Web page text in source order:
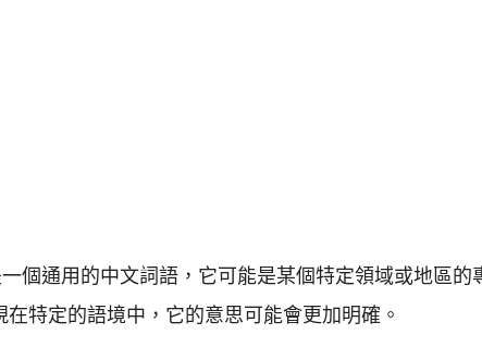
個通用的中文詞語，它可能是某個特定領域或地區
特定的語境中，它的意思可能會更加明確。